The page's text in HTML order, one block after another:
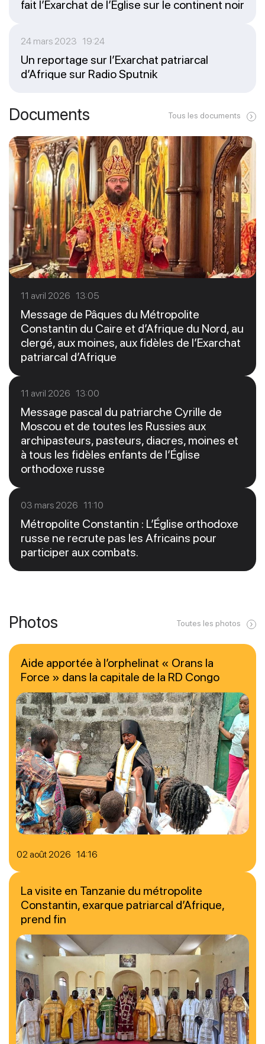
fait l’Exarchat de l’Église sur le continent noir
24 mars 2023 19:24
Un reportage sur l’Exarchat patriarcal
d’Afrique sur Radio Sputnik
Documents Tous les documents
11 avril 2026 13:05
Message de Pâques du Métropolite
Constantin du Caire et d’Afrique du Nord, au
clergé, aux moines, aux fidèles de l’Exarchat
patriarcal d’Afrique
11 avril 2026 13:00
Message pascal du patriarche Cyrille de
Moscou et de toutes les Russies aux
archipasteurs, pasteurs, diacres, moines et
à tous les fidèles enfants de l’Église
orthodoxe russe
03 mars 2026 11:10
Métropolite Constantin : L’Église orthodoxe
russe ne recrute pas les Africains pour
participer aux combats.
Photos Toutes les photos
02 août 2026 14:16
Aide apportée à l’orphelinat « Orans la
Force » dans la capitale de la RD Congo
La visite en Tanzanie du métropolite
Constantin, exarque patriarcal d’Afrique,
prend fin